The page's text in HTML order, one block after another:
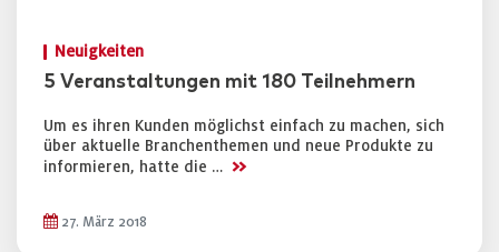
Neuigkeiten
5 Veranstaltungen mit 180 Teilnehmern
Um es ihren Kunden möglichst einfach zu machen, sich
über aktuelle Branchenthemen und neue Produkte zu
informieren, hatte die … >>
27. März 2018